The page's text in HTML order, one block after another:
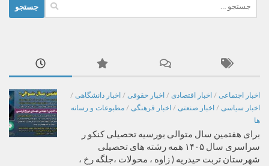
برای:
اخبار اجتماعی / اخبار اقتصادی / اخبار حقوقی / اخبار دانشگاهی /
اخبار سیاسی / اخبار صنعتی / اخبار فرهنگی / مطبوعات و رسانه
ها
برای هفتمین سال متوالی بورسیه تحصیلی کنکو ر
سراسری سال ۱۴۰۵ همه رشته های تحصیلی
شهرستان تربت حیدریه ( زاوه ، محولات ،جلگه رخ ،